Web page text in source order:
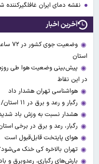
نقشه دمای ایران
آخرین اخبار
استان
پیش‌بینی وضعیت هوا طی
در این نقاط
هواشناسی تهران هشدار داد
رگبار و رعد و برق در ۱۱ استان‌/ دریای خزر مواج می‌شود
هشدار نسبت به وزش باد
رگبار، رعد و برق در برخی
هوای پایتخت قابل‌قبول است
تهران بالاخره کی خنک
بارش‌های رگباری، رعدوبرق و باد شدید در ۸ استان؛